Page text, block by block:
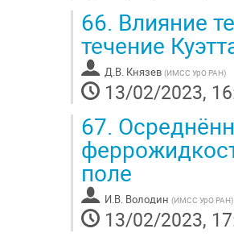
66. Влияние
течение
Д.В. Князев (ИМСС УрО РАН)
13/02/2023,
67.
поле
И.В. Володин (ИМСС УрО РАН)
13/02/2023,